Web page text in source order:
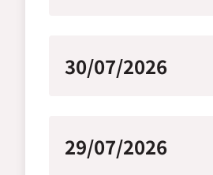
30/07/2026
29/07/2026